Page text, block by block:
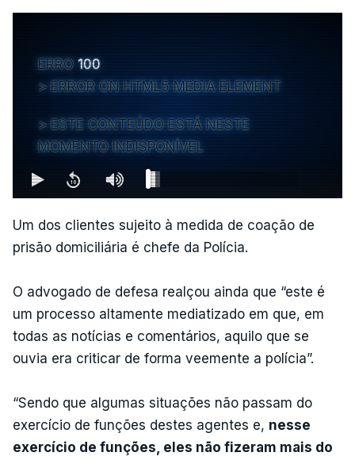
ERRO 100
ERROR ON HTML5 MEDIA ELEMENT
ESTE CONTEÚDO ESTÁ NESTE
MOMENTO INDISPONÍVEL
Um dos clientes sujeito à medida de coação de
prisão domiciliária é chefe da Polícia.
O advogado de defesa realçou ainda que “este é
um processo altamente mediatizado em que, em
todas as notícias e comentários, aquilo que se
ouvia era criticar de forma veemente a polícia”.
“Sendo que algumas situações não passam do
exercício de funções destes agentes e, nesse
exercício de funções, eles não fizeram mais do